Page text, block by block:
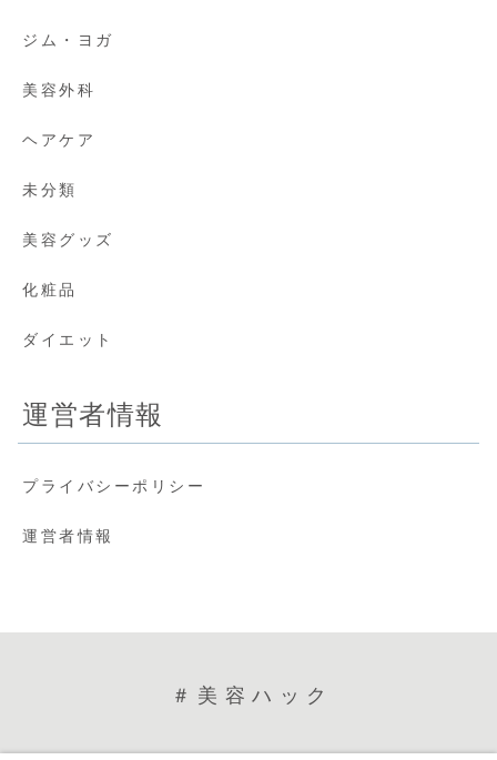
ジム・ヨガ
美容外科
ヘアケア
未分類
美容グッズ
化粧品
ダイエット
運営者情報
プライバシーポリシー
運営者情報
＃美容ハック